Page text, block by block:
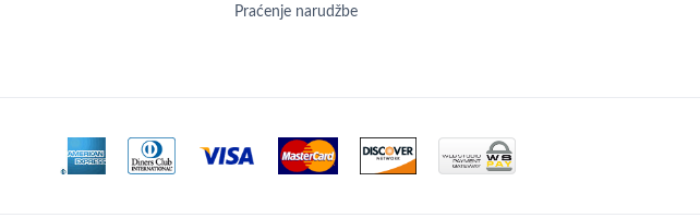
Praćenje narudžbe